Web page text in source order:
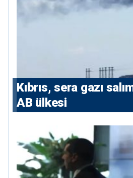
Kıbrıs, sera gazı
AB ülkesi